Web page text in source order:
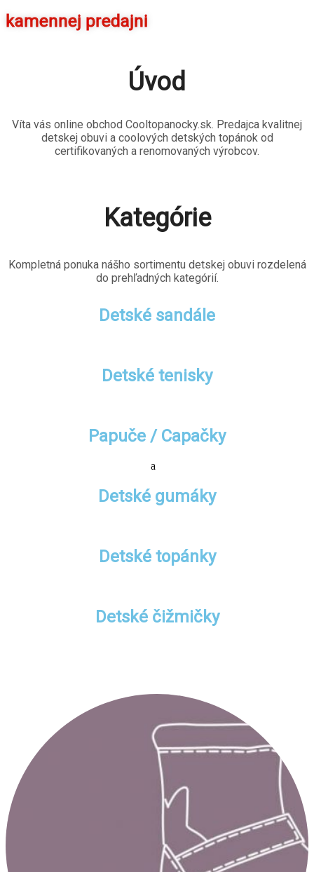
kamennej predajni
Úvod
Víta vás online obchod Cooltopanocky.sk. Predajca kvalitnej
detskej obuvi a coolových detských topánok od
certifikovaných a renomovaných výrobcov.
Kategórie
Kompletná ponuka nášho sortimentu detskej obuvi rozdelená
do prehľadných kategórií.
Detské sandále
Detské tenisky
Papuče / Capačky
Detské gumáky
Detské topánky
Detské čižmičky